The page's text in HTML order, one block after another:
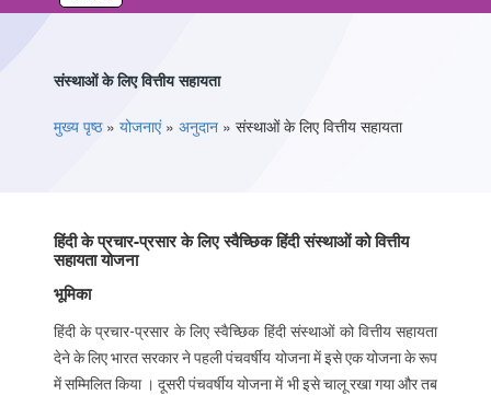
संस्थाओं के लिए वित्तीय सहायता
You are here
मुख्य पृष्ठ» योजनाएं» अनुदान» संस्थाओं के लिए वित्तीय सहायता
हिंदी के प्रचार-प्रसार के लिए स्वैच्छिक हिंदी संस्थाओं को वित्तीय
सहायता योजना
भूमिका
हिंदी के प्रचार-प्रसार के लिए स्वैच्छिक हिंदी संस्थाओं को वित्तीय सहायता
देने के लिए भारत सरकार ने पहली पंचवर्षीय योजना में इसे एक योजना के रूप
में सम्मिलित किया । दूसरी पंचवर्षीय योजना में भी इसे चालू रखा गया और तब